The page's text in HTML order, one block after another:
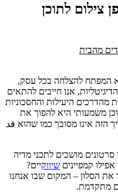
צילום לתוכן
מהבית
המפתח להצלחה בכל עסק,
אנו חייבים להתאים
היעילות והחסכוניות
משמעותי היא להפוך את
הזה אינו מסובך כמו שהוא قد
סרטונים מושכים לתכני מדיה
קמפיינים שיווקיים?
את הסלון – המקום שבו אנחנו
מתקדמת.